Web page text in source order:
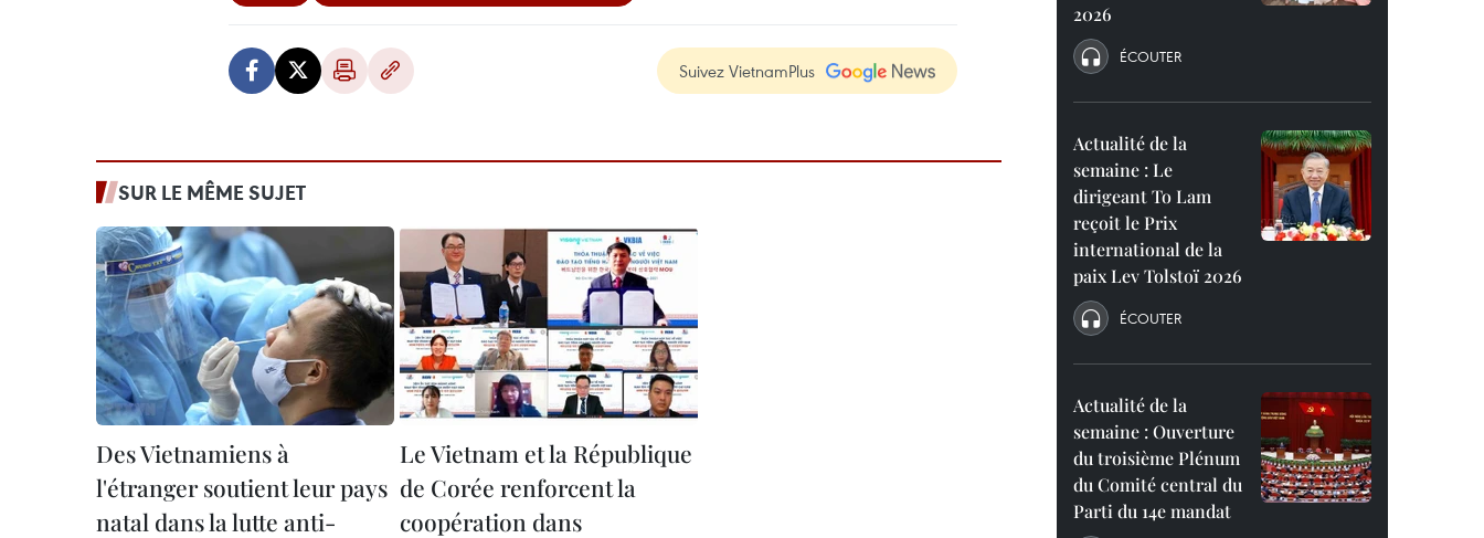
Suivez VietnamPlus
SUR LE MÊME SUJET
Des Vietnamiens à
l'étranger soutient leur pays
natal dans la lutte anti-
Le Vietnam et la République
de Corée renforcent la
coopération dans
2026
ÉCOUTER
Actualité de la
semaine : Le
dirigeant To Lam
reçoit le Prix
international de la
paix Lev Tolstoï 2026
ÉCOUTER
Actualité de la
semaine : Ouverture
du troisième Plénum
du Comité central du
Parti du 14e mandat